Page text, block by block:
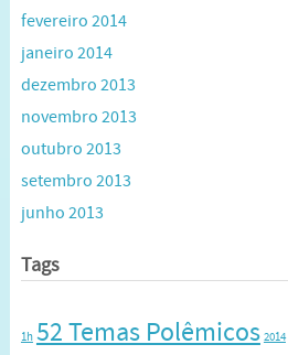
fevereiro 2014
janeiro 2014
dezembro 2013
novembro 2013
outubro 2013
setembro 2013
junho 2013
Tags
1h 52 Temas Polêmicos 2014